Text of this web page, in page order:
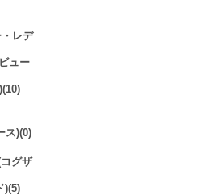
レデ
ュー
ス)(0)
グザ
)(5)